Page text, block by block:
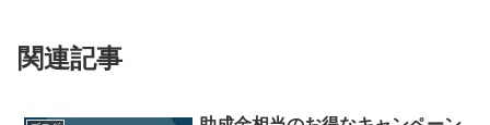
関連記事